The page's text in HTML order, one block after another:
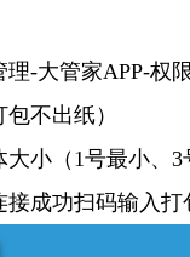
-大管家APP-权
不出纸）
小（1号最小、
成功扫码输入打